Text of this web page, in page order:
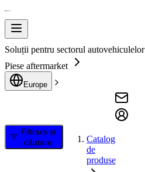
Soluții pentru sectorul autovehiculelor
Piese aftermarket
Europe
Filtrare și
căutare
Catalog
de
produse